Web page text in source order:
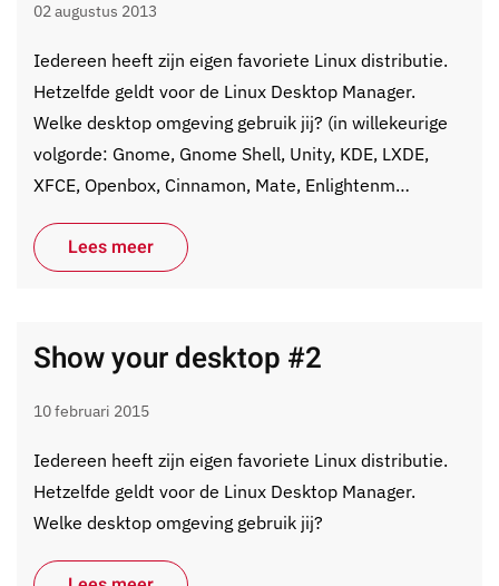
02 augustus 2013
Iedereen heeft zijn eigen favoriete Linux distributie.
Hetzelfde geldt voor de Linux Desktop Manager.
Welke desktop omgeving gebruik jij? (in willekeurige
volgorde: Gnome, Gnome Shell, Unity, KDE, LXDE,
XFCE, Openbox, Cinnamon, Mate, Enlightenm…
Lees meer
Show your desktop #2
10 februari 2015
Iedereen heeft zijn eigen favoriete Linux distributie.
Hetzelfde geldt voor de Linux Desktop Manager.
Welke desktop omgeving gebruik jij?